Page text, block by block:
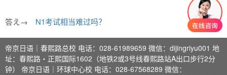
用法？
《你的名字》里わた
し的用法？
在日本哪些地方可以
碰见女优？
学日语要花多少钱？ 我为什么学日语？
日语中有哪些绕口
答え→ N1考试相当难过吗？
帝京日语｜春熙路总校 电话：028-61989659 微信：dijingriyu001 地
址：春熙路・正熙国际1602（地铁2或3号线春熙路站A出口步行2分
钟） 帝京日语｜环球中心校 电话：028-67568289 微信：